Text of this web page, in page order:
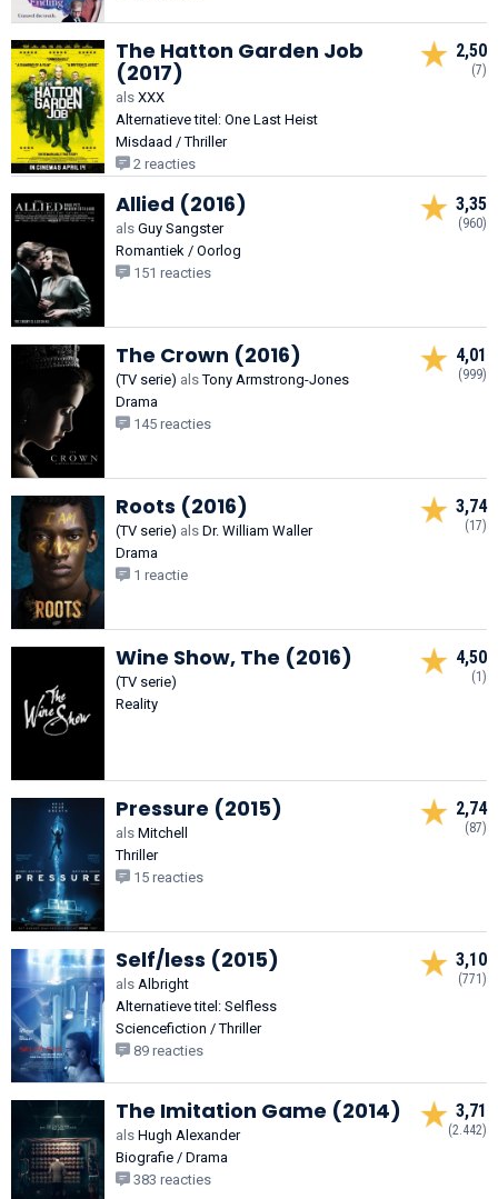
The Hatton Garden Job
(2017)
als XXX
Alternatieve titel: One Last Heist
Misdaad / Thriller
2 reacties
2,50
(7)
Allied (2016)
als Guy Sangster
Romantiek / Oorlog
151 reacties
3,35
(960)
The Crown (2016)
(TV serie) alsTony Armstrong-Jones
Drama
145 reacties
4,01
(999)
Roots (2016)
(TV serie) als Dr. William Waller
Drama
1 reactie
3,74
(17)
Wine Show, The (2016)
(TV serie)
Reality
4,50
(1)
Pressure (2015)
als Mitchell
Thriller
15 reacties
2,74
(87)
Self/less (2015)
als Albright
Alternatieve titel: Selfless
Sciencefiction / Thriller
89 reacties
3,10
(771)
The Imitation Game (2014)
als Hugh Alexander
Biografie / Drama
383 reacties
3,71
(2.442)